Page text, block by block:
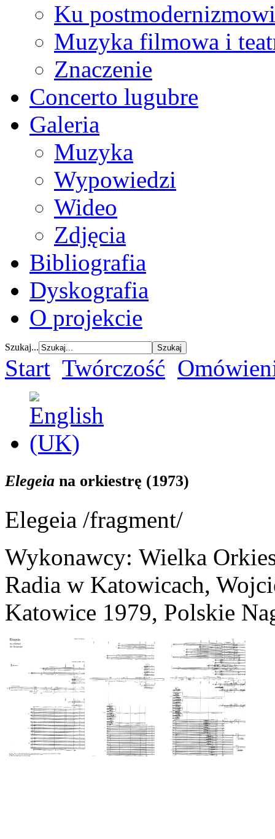
Ku postmodernizmowi
Muzyka filmowa i
Znaczenie
Concerto lugubre
Galeria
Muzyka
Wypowiedzi
Wideo
Zdjęcia
Bibliografia
Dyskografia
O projekcie
Szukaj...
Start Twórczość
Elegeia na orkiestrę (1973)
Elegeia /fragment/
Wykonawcy: Wielka
Radia w Katowicach,
Katowice 1979, Polskie